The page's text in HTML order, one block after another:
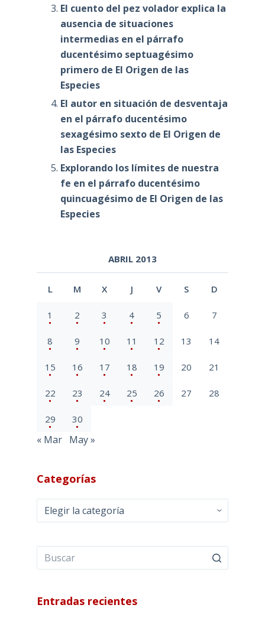
El cuento del pez volador explica la
ausencia de situaciones
intermedias en el párrafo
ducentésimo septuagésimo
primero de El Origen de las
Especies
El autor en situación de desventaja
en el párrafo ducentésimo
sexagésimo sexto de El Origen de
las Especies
Explorando los límites de nuestra
fe en el párrafo ducentésimo
quincuagésimo de El Origen de las
Especies
ABRIL 2013
L M X J V S D
1 2 3 4 5 6 7
8 9 10 11 12 13 14
15 16 17 18 19 20 21
22 23 24 25 26 27 28
29 30
« Mar May »
Categorías
Categorías
Entradas recientes